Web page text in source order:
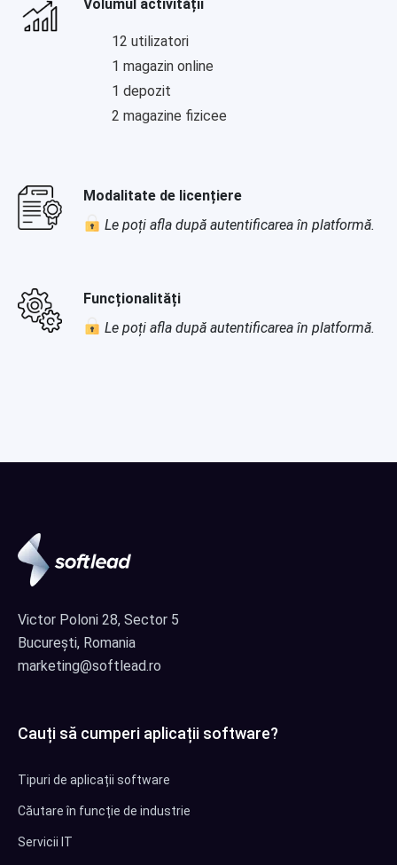
Volumul activității
12 utilizatori
1 magazin online
1 depozit
2 magazine fizicee
Modalitate de licențiere
Le poți afla după autentificarea în platformă.
Funcționalități
Le poți afla după autentificarea în platformă.
Victor Poloni 28, Sector 5
București, Romania
marketing@softlead.ro
Cauți să cumperi aplicații software?
Tipuri de aplicații software
Căutare în funcție de industrie
Servicii IT